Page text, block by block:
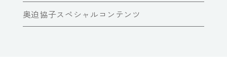
奥迫協子スペシャルコンテンツ